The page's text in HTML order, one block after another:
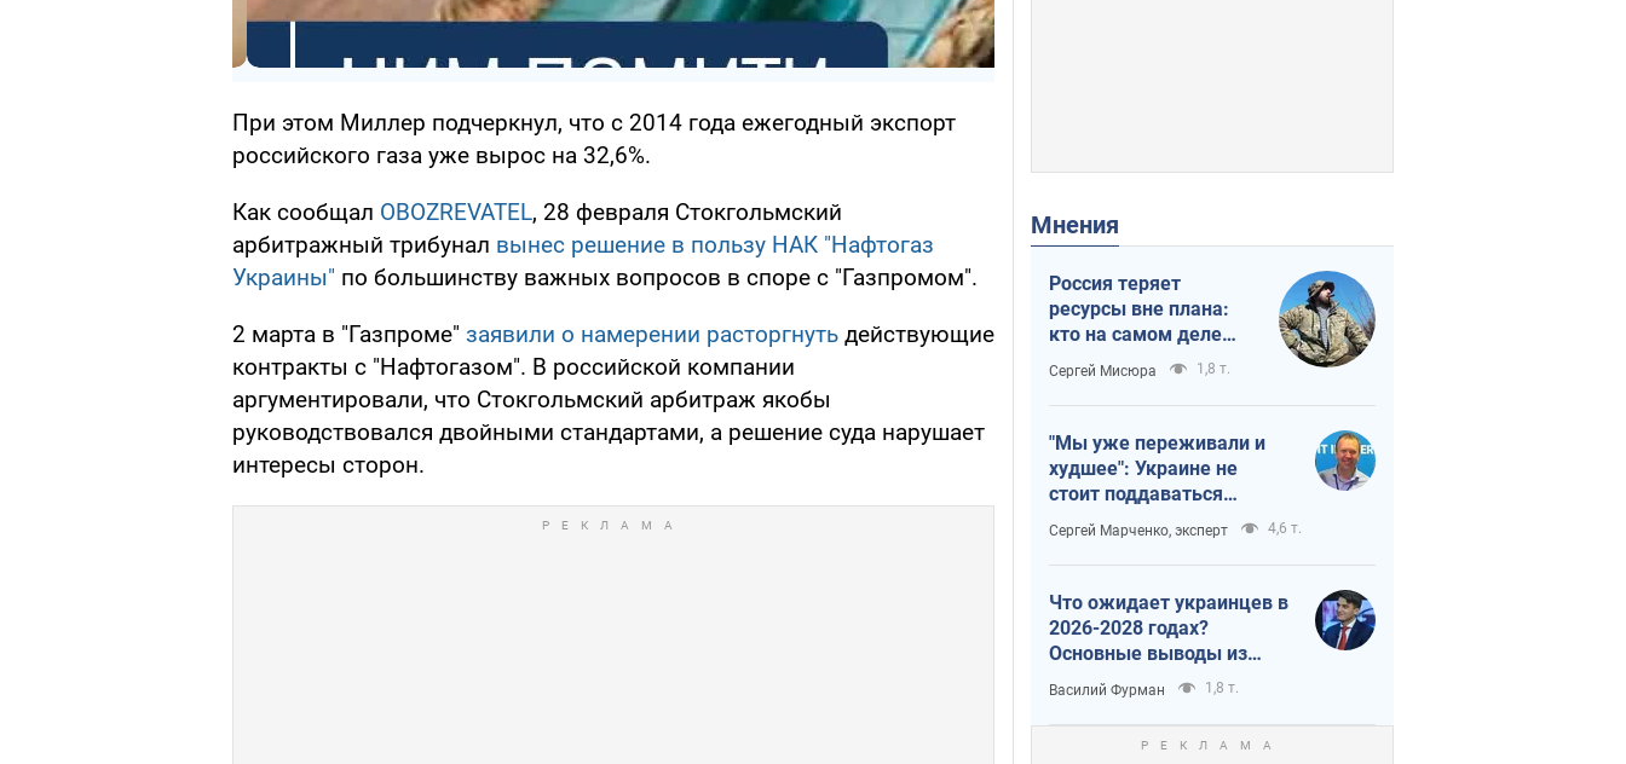
При этом Миллер подчеркнул, что с 2014 года ежегодный экспорт
российского газа уже вырос на 32,6%.
Как сообщал OBOZREVATEL, 28 февраля Стокгольмский
арбитражный трибунал вынес решение в пользу НАК "Нафтогаз
Украины" по большинству важных вопросов в споре с "Газпромом".
2 марта в "Газпроме" заявили о намерении расторгнуть действующие
контракты с "Нафтогазом". В российской компании
аргументировали, что Стокгольмский арбитраж якобы
руководствовался двойными стандартами, а решение суда нарушает
интересы сторон.
Мнения
Россия теряет
ресурсы вне плана:
кто на самом деле
диктует темп войны
Сергей Мисюра 1,8 т.
"Мы уже переживали и
худшее": Украине не
стоит поддаваться
отчаянию из-за
ракетного террора
Сергей Марченко, эксперт 4,6 т.
Что ожидает украинцев в
2026-2028 годах?
Основные выводы из
новых прогнозов от НБУ
Василий Фурман 1,8 т.